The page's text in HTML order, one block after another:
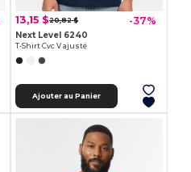
13,15 $20,82 $ -37%
Next Level 6240
T-Shirt Cvc V ajusté
Ajouter au Panier